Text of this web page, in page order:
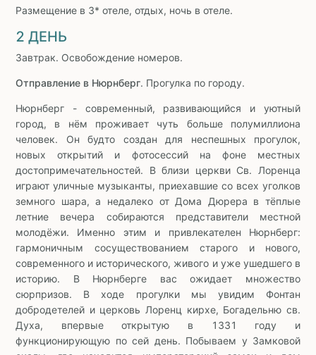
Размещение в 3* отеле, отдых, ночь в отеле.
2 ДЕНЬ
Завтрак. Освобождение номеров.
Отправление в Нюрнберг. Прогулка по городу.
Нюрнберг - современный, развивающийся и уютный
город, в нём проживает чуть больше полумиллиона
человек. Он будто создан для неспешных прогулок,
новых открытий и фотосессий на фоне местных
достопримечательностей. В близи церкви Св. Лоренца
играют уличные музыканты, приехавшие со всех уголков
земного шара, а недалеко от Дома Дюрера в тёплые
летние вечера собираются представители местной
молодёжи. Именно этим и привлекателен Нюрнберг:
гармоничным сосуществованием старого и нового,
современного и исторического, живого и уже ушедшего в
историю. В Нюрнберге вас ожидает множество
сюрпризов. В ходе прогулки мы увидим Фонтан
добродетелей и церковь Лоренц кирхе, Богадельню св.
Духа, впервые открытую в 1331 году и
функционирующую по сей день. Побываем у Замковой